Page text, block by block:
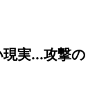
実...攻撃の